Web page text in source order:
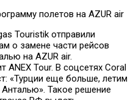
полетов на AZUR air
Touristik отправили
о замене части рейсов
на AZUR air.
ANEX Tour. В соцсетях Coral
«Турции еще больше, летим
Такое решение